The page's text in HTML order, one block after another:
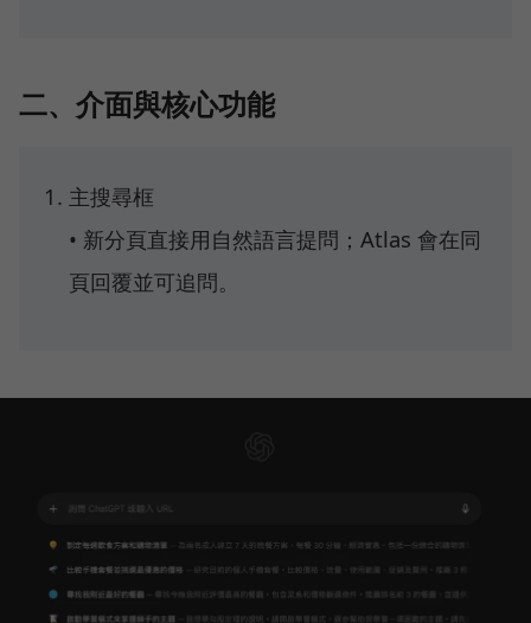
二、介面與核心功能
主搜尋框
• 新分頁直接用自然語言提問；Atlas 會在同
頁回覆並可追問。